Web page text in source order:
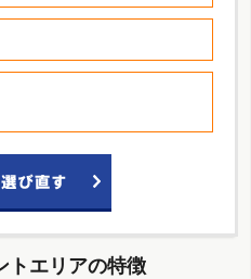
トエリアの特徴